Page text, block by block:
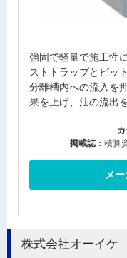
強固で軽量で施工性
ストトラップとピッ
分離槽内への流入を
果を上げ、油の流出
掲載誌：積算
メ
株式会社オーイケ